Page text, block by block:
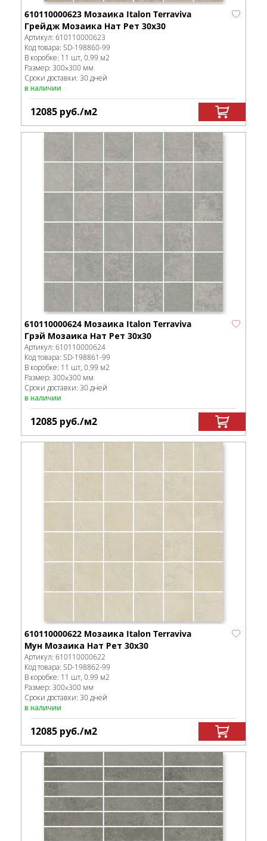
610110000623 Мозаика Italon Terraviva
Грейдж Мозаика Нат Рет 30x30
Артикул: 610110000623
Код товара: SD-198860-99
В коробке: 11 шт, 0.99 м2
Размер: 300x300 мм
Сроки доставки: 30 дней
в наличии
12085 руб./м2
610110000624 Мозаика Italon Terraviva
Грэй Мозаика Нат Рет 30x30
Артикул: 610110000624
Код товара: SD-198861-99
В коробке: 11 шт, 0.99 м2
Размер: 300x300 мм
Сроки доставки: 30 дней
в наличии
12085 руб./м2
610110000622 Мозаика Italon Terraviva
Мун Мозаика Нат Рет 30x30
Артикул: 610110000622
Код товара: SD-198862-99
В коробке: 11 шт, 0.99 м2
Размер: 300x300 мм
Сроки доставки: 30 дней
в наличии
12085 руб./м2